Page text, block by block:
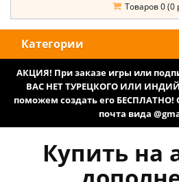
Товаров 0 (0
Категории
АКЦИЯ! При заказе игры или
ВАС НЕТ ТУРЕЦКОГО ИЛИ
поможем создать его БЕСПЛАТНО!
почта вида
Купить на